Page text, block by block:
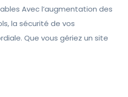
Avec l’augmentation des
la sécurité de vos
Que vous gériez un site